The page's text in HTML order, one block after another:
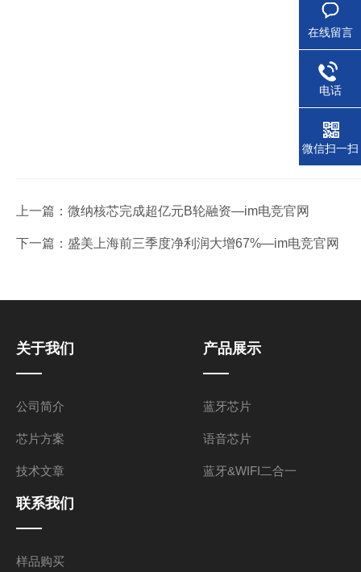
上一篇： 微纳核芯完成超亿元B轮融资—im电竞官网
下一篇： 盛美上海前三季度净利润大增67%—im电竞官网
关于我们
公司简介
芯片方案
技术文章
产品展示
蓝牙芯片
语音芯片
蓝牙&WIFI二合一
联系我们
样品购买
在线留言
电话
微信扫一扫